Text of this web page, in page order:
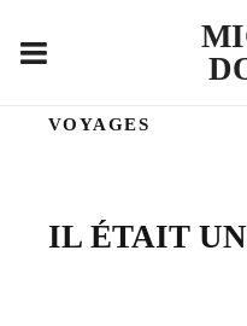
VOYAGES
IL ÉTAIT